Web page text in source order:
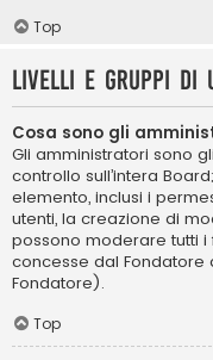
Top
Livelli e gruppi di
Cosa sono gli
Gli amministratori sono
controllo sull’intera
elemento, inclusi i
utenti, la creazione di
possono moderare tutti
concesse dal Fondatore
Fondatore).
Top